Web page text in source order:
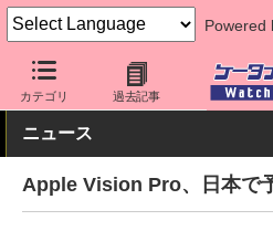
Powered
カテゴリ 過去記事
ケータイ Watch OS iPhone (iOS)
ニュース
Apple Vision Pro、日本で